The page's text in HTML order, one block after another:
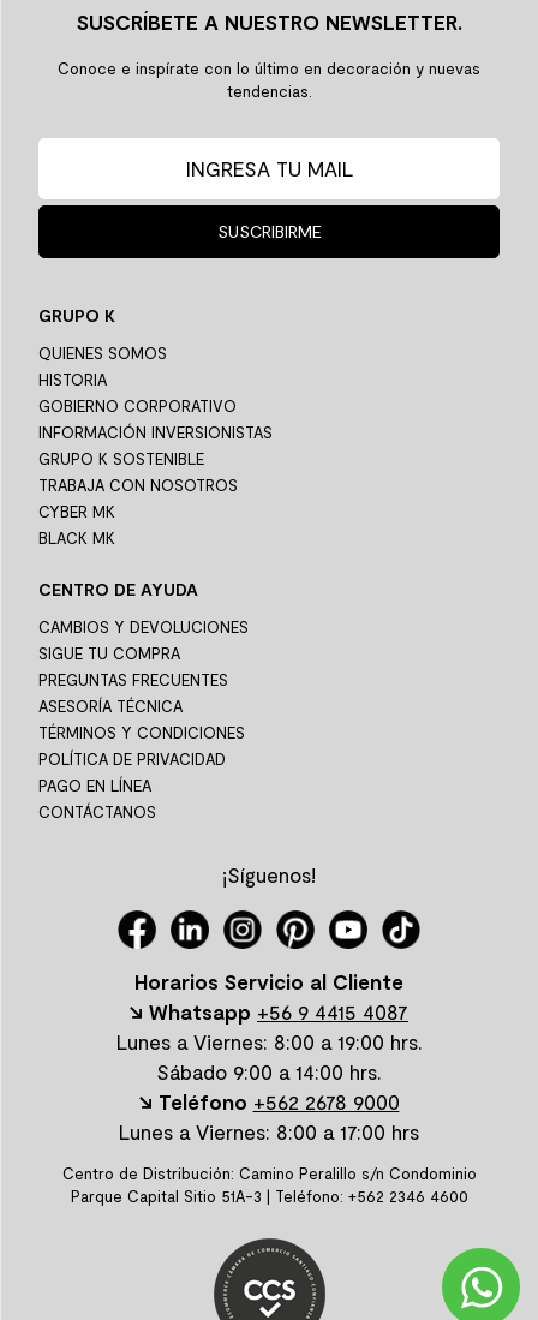
SUSCRÍBETE A NUESTRO NEWSLETTER.
Conoce e inspírate con lo último en decoración y nuevas
tendencias.
SUSCRIBIRME
GRUPO K
QUIENES SOMOS
HISTORIA
GOBIERNO CORPORATIVO
INFORMACIÓN INVERSIONISTAS
GRUPO K SOSTENIBLE
TRABAJA CON NOSOTROS
CYBER MK
BLACK MK
CENTRO DE AYUDA
CAMBIOS Y DEVOLUCIONES
SIGUE TU COMPRA
PREGUNTAS FRECUENTES
ASESORÍA TÉCNICA
TÉRMINOS Y CONDICIONES
POLÍTICA DE PRIVACIDAD
PAGO EN LÍNEA
CONTÁCTANOS
¡Síguenos!
Horarios Servicio al Cliente
↘ Whatsapp +56 9 4415 4087
Lunes a Viernes: 8:00 a 19:00 hrs.
Sábado 9:00 a 14:00 hrs.
↘ Teléfono +562 2678 9000
Lunes a Viernes: 8:00 a 17:00 hrs
Centro de Distribución: Camino Peralillo s/n Condominio
Parque Capital Sitio 51A-3 | Teléfono: +562 2346 4600